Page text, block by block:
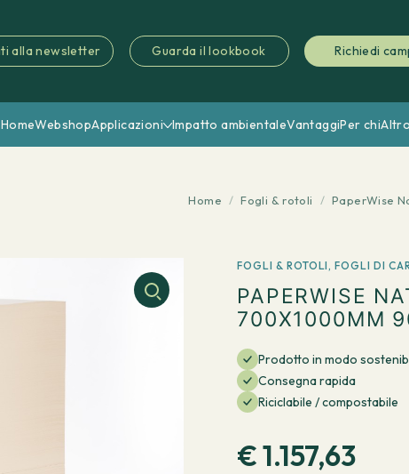
alla newsletter Guarda il lookbook Richiedi
HomeWebshopApplicazioni Impatto ambientaleVantaggiPer chi
Home / Fogli & rotoli / PaperWise
FOGLI & ROTOLI,FOGLI DI
PAPERWISE
700X1000MM
Prodotto in modo
Consegna rapida
Riciclabile / compostabile
€1.157,63